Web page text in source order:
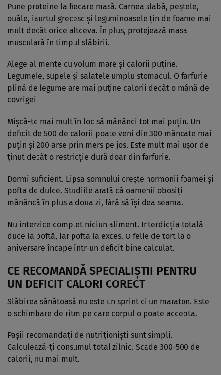
Pune proteine la fiecare masă. Carnea slabă, peștele,
ouăle, iaurtul grecesc și leguminoasele țin de foame mai
mult decât orice altceva. În plus, protejează masa
musculară în timpul slăbirii.
Alege alimente cu volum mare și calorii puține.
Legumele, supele și salatele umplu stomacul. O farfurie
plină de legume are mai puține calorii decât o mână de
covrigei.
Mișcă-te mai mult în loc să mănânci tot mai puțin. Un
deficit de 500 de calorii poate veni din 300 mâncate mai
puțin și 200 arse prin mers pe jos. Este mult mai ușor de
ținut decât o restricție dură doar din farfurie.
Dormi suficient. Lipsa somnului crește hormonii foamei și
pofta de dulce. Studiile arată că oamenii obosiți
mănâncă în plus a doua zi, fără să își dea seama.
Nu interzice complet niciun aliment. Interdicția totală
duce la poftă, iar pofta la exces. O felie de tort la o
aniversare încape într-un deficit bine calculat.
CE RECOMANDĂ SPECIALIȘTII PENTRU
UN DEFICIT CALORI CORECT
Slăbirea sănătoasă nu este un sprint ci un maraton. Este
o schimbare de ritm pe care corpul o poate accepta.
Pașii recomandați de nutriționiști sunt simpli.
Calculează-ți consumul total zilnic. Scade 300-500 de
calorii, nu mai mult.